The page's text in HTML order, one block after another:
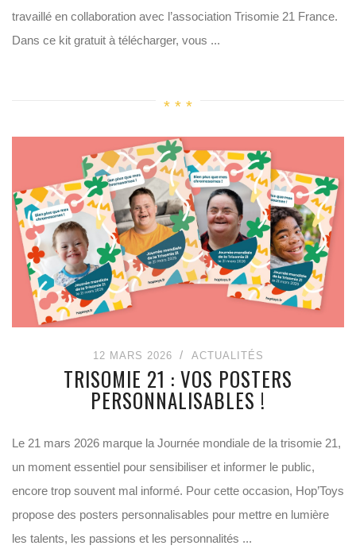
travaillé en collaboration avec l’association Trisomie 21 France.
Dans ce kit gratuit à télécharger, vous ...
12 MARS 2026 ACTUALITÉS
TRISOMIE 21 : VOS POSTERS
PERSONNALISABLES !
Le 21 mars 2026 marque la Journée mondiale de la trisomie 21,
un moment essentiel pour sensibiliser et informer le public,
encore trop souvent mal informé. Pour cette occasion, Hop’Toys
propose des posters personnalisables pour mettre en lumière
les talents, les passions et les personnalités ...